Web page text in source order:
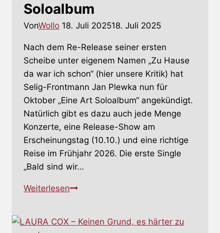
Soloalbum
VonWollo 18. Juli 202518. Juli 2025
Nach dem Re-Release seiner ersten
Scheibe unter eigenem Namen „Zu Hause
da war ich schon“ (hier unsere Kritik) hat
Selig-Frontmann Jan Plewka nun für
Oktober „Eine Art Soloalbum“ angekündigt.
Natürlich gibt es dazu auch jede Menge
Konzerte, eine Release-Show am
Erscheinungstag (10.10.) und eine richtige
Reise im Frühjahr 2026. Die erste Single
„Bald sind wir…
WeiterlesenJAN
Eine